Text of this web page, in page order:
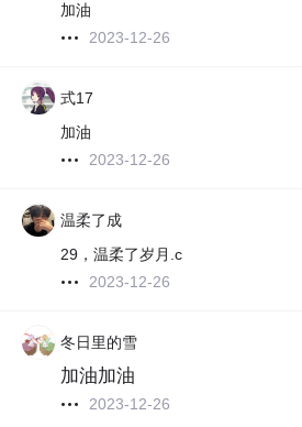
加油
2023-12-26
式17
加油
2023-12-26
温柔了成
29，温柔了岁月.c
2023-12-26
冬日里的雪
加油加油
2023-12-26